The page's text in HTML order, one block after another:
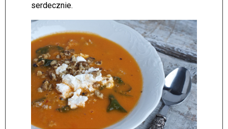
serdecznie.